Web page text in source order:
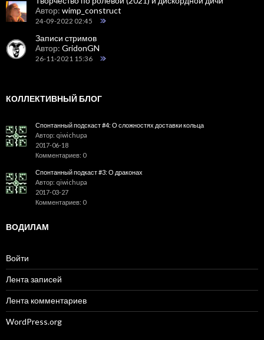
Автор: wimp_construct
24-09-2022 02:45
Записи стримов
Автор: GridonGN
26-11-2021 15:36
КОЛЛЕКТИВНЫЙ БЛОГ
Спонтанный подскаст #4: О сложностях доставки кольца
Автор: qiwichupa
2017-06-18
Комментариев: 0
Спонтанный подкаст #3: О драконах
Автор: qiwichupa
2017-03-27
Комментариев: 0
ВОДИЛАМ
Войти
Лента записей
Лента комментариев
WordPress.org